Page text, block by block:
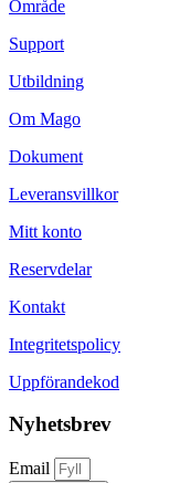
Område
Support
Utbildning
Om Mago
Dokument
Leveransvillkor
Mitt konto
Reservdelar
Kontakt
Integritetspolicy
Uppförandekod
Nyhetsbrev
Email